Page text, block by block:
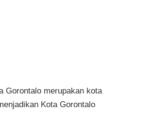
Gorontalo merupakan kota
Kota Gorontalo